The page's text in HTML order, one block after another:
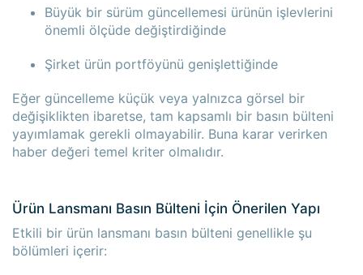
Büyük bir sürüm güncellemesi ürünün işlevlerini
önemli ölçüde değiştirdiğinde
Şirket ürün portföyünü genişlettiğinde
Eğer güncelleme küçük veya yalnızca görsel bir
değişiklikten ibaretse, tam kapsamlı bir basın bülteni
yayımlamak gerekli olmayabilir. Buna karar verirken
haber değeri temel kriter olmalıdır.
Ürün Lansmanı Basın Bülteni İçin Önerilen Yapı
Etkili bir ürün lansmanı basın bülteni genellikle şu
bölümleri içerir: